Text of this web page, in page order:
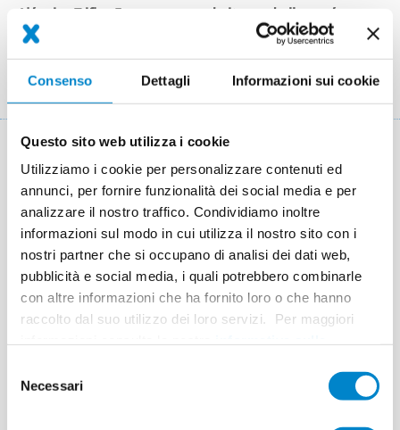
Consenso Dettagli Informazioni sui cookie
Questo sito web utilizza i cookie
Utilizziamo i cookie per personalizzare contenuti ed
annunci, per fornire funzionalità dei social media e per
analizzare il nostro traffico. Condividiamo inoltre
informazioni sul modo in cui utilizza il nostro sito con i
nostri partner che si occupano di analisi dei dati web,
pubblicità e social media, i quali potrebbero combinarle
con altre informazioni che ha fornito loro o che hanno
raccolto dal suo utilizzo dei loro servizi. Per maggiori
delNecessari
L'équipe Triflex France vous souhaite une belle année
2023
Ensemble, une solution.
RICERCA DEL SISTEMA
TRIFLEX
Trova il sistema giusto per
SCHULUNGEN UND
SEMINARE